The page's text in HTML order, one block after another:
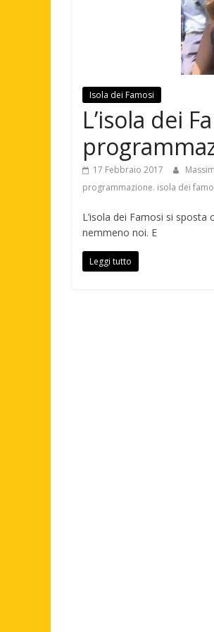
Isola dei Famosi
L’isola dei
17 Febbraio 2017
programmazione. isola dei
L’isola dei Famosi si
nemmeno noi. E
Leggi tutto